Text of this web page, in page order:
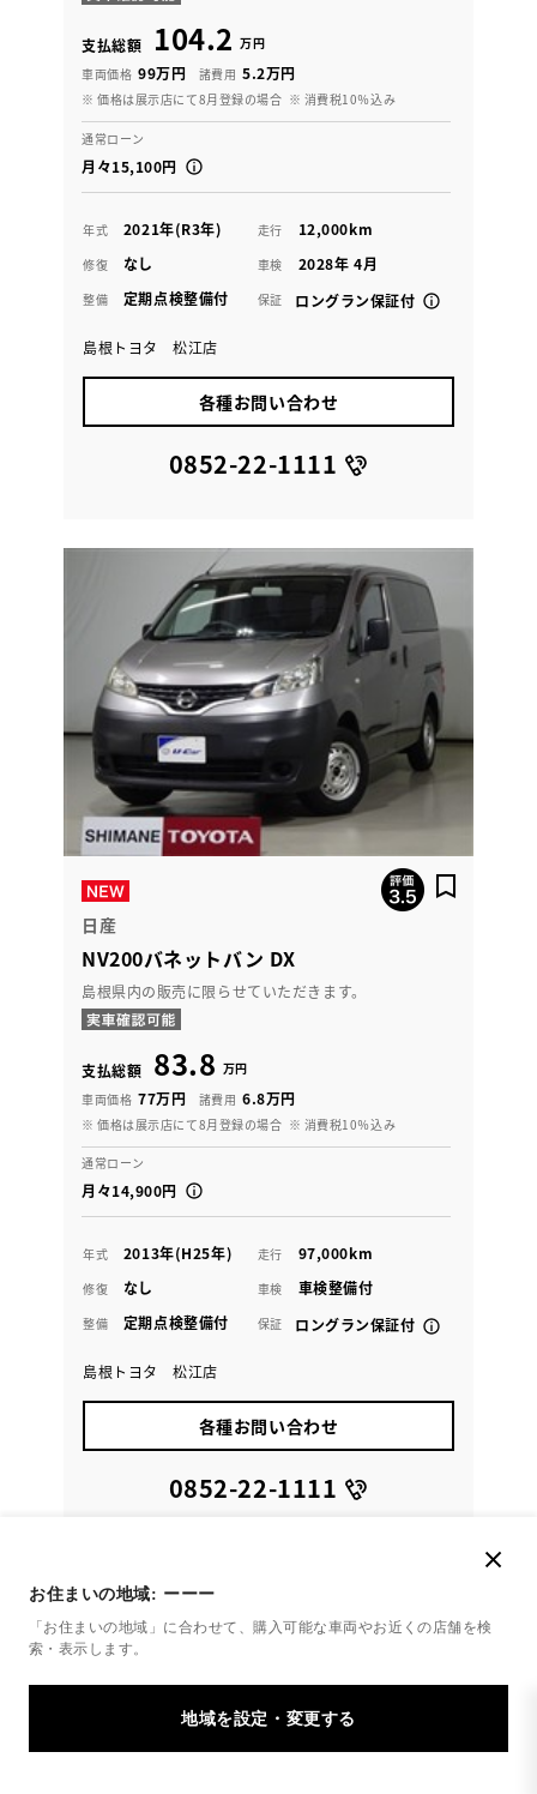
お住まいの地域: ーーー
「お住まいの地域」に合わせて、購入可能な車両やお近くの店舗を検
索・表示します。
支払総額 104.2 万円
車両価格 99万円 諸費用 5.2万円
※ 価格は展示店にて8月登録の場合 ※ 消費税10％込み
通常ローン
月々15,100円
年式 2021年(R3年) 走行 12,000km
修復 なし 車検 2028年 4月
整備 定期点検整備付 保証 ロングラン保証付
島根トヨタ 松江店
各種お問い合わせ
0852-22-1111
日産
NV200バネットバン DX
島根県内の販売に限らせていただきます。
支払総額 83.8 万円
車両価格 77万円 諸費用 6.8万円
※ 価格は展示店にて8月登録の場合 ※ 消費税10％込み
通常ローン
月々14,900円
年式 2013年(H25年) 走行 97,000km
修復 なし 車検 車検整備付
整備 定期点検整備付 保証 ロングラン保証付
島根トヨタ 松江店
各種お問い合わせ
0852-22-1111